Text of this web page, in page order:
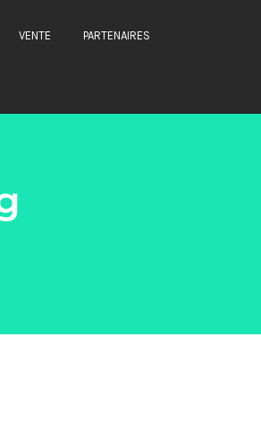
VENTE PARTENAIRES